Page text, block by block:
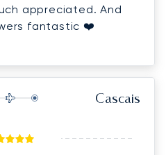
appreciated. And
fantastic ❤️
Cascais